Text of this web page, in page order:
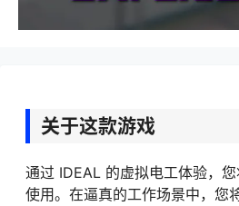
关于这款游戏
通过 IDEAL 的虚拟电工体验，
使用。在逼真的工作场景中，您